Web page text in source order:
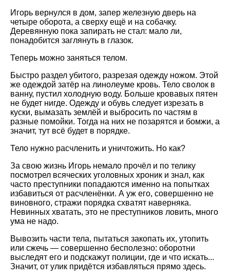
Игорь вернулся в дом, запер железную дверь на
четыре оборота, а сверху ещё и на собачку.
Деревянную пока запирать не стал: мало ли,
понадобится заглянуть в глазок.
Теперь можно заняться телом.
Быстро раздел убитого, разрезая одежду ножом. Этой
же одеждой затёр на линолеуме кровь. Тело сволок в
ванну, пустил холодную воду. Больше кровавых пятен
не будет нигде. Одежду и обувь следует изрезать в
куски, вымазать землёй и выбросить по частям в
разные помойки. Тогда на них не позарятся и бомжи, а
значит, тут всё будет в порядке.
Тело нужно расчленить и уничтожить. Но как?
За свою жизнь Игорь немало прочёл и по телику
посмотрел всяческих уголовных хроник и знал, как
часто преступники попадаются именно на попытках
избавиться от расчленёнки. А уж его, совершенно не
виновного, стражи порядка схватят наверняка.
Невинных хватать, это не преступников ловить, много
ума не надо.
Вывозить части тела, пытаться закопать их, утопить
или сжечь — совершенно бесполезно: оборотни
выследят его и подскажут полиции, где и что искать...
Значит, от улик придётся избавляться прямо здесь.